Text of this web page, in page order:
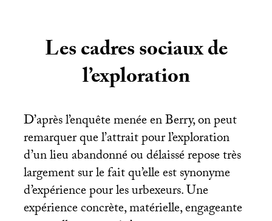
Les cadres sociaux de
l’exploration
D’après l’enquête menée en Berry, on peut
remarquer que l’attrait pour l’exploration
d’un lieu abandonné ou délaissé repose très
largement sur le fait qu’elle est synonyme
d’expérience pour les urbexeurs. Une
expérience concrète, matérielle, engageante